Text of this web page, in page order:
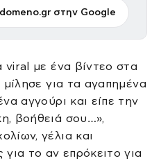
στην Google
με ένα βίντεο στα
για τα αγαπημένα
αγγούρι και είπε την
βοήθειά σου…»,
γέλια και
για το αν επρόκειτο για